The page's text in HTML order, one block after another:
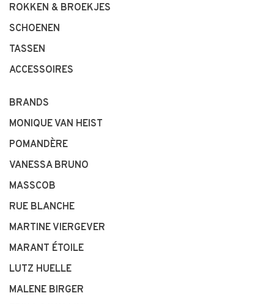
ROKKEN & BROEKJES
SCHOENEN
TASSEN
ACCESSOIRES
BRANDS
MONIQUE VAN HEIST
POMANDÈRE
VANESSA BRUNO
MASSCOB
RUE BLANCHE
MARTINE VIERGEVER
MARANT ÉTOILE
LUTZ HUELLE
MALENE BIRGER